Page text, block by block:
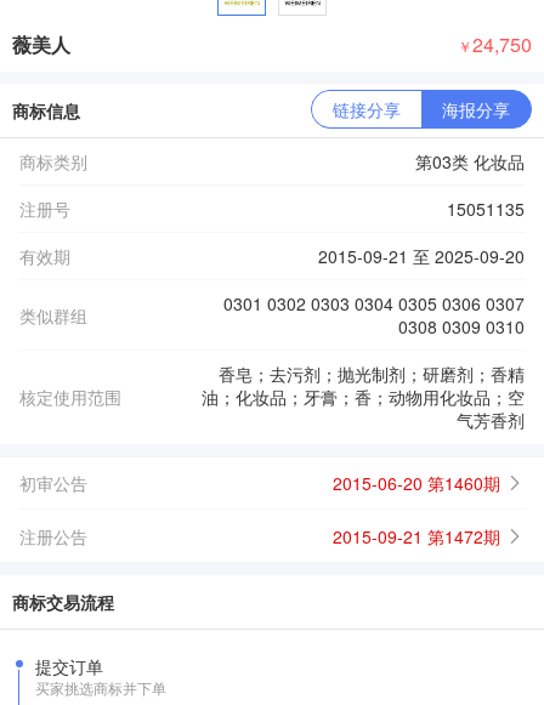
薇美人 ￥24,750
商标信息 链接分享 海报分享
商标类别
第03类 化妆品
注册号
15051135
有效期
2015-09-21 至 2025-09-20
类似群组
0301 0302 0303 0304 0305 0306 0307
0308 0309 0310
核定使用范围
香皂；去污剂；抛光制剂；研磨剂；香精
油；化妆品；牙膏；香；动物用化妆品；空
气芳香剂
初审公告 2015-06-20 第1460期
注册公告 2015-09-21 第1472期
商标交易流程
提交订单
买家挑选商标并下单